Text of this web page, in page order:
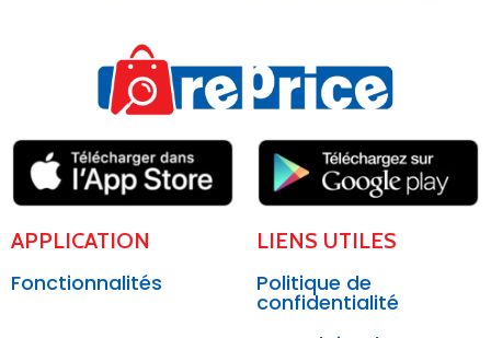
APPLICATION
Fonctionnalités
LIENS UTILES
Politique de
confidentialité